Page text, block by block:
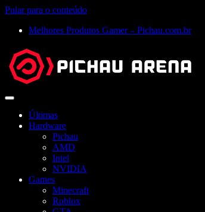
Pular para o conteúdo
Melhores Produtos Gamer – Pichau.com.br
Abrir
Últimas
Hardware
Pichau
AMD
Intel
NVIDIA
Games
Minecraft
Roblox